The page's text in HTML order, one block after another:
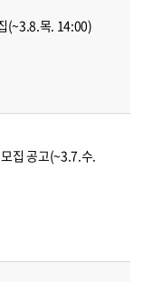
(~3.8.목. 14:00)
집 공고(~3.7.수.